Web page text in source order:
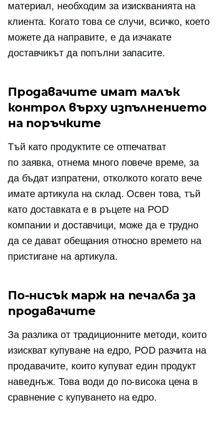
материал, необходим за изискванията на
клиента. Когато това се случи, всичко, което
можете да направите, е да изчакате
доставчикът да попълни запасите.
Продавачите имат малък
контрол върху изпълнението
на поръчките
Тъй като продуктите се отпечатват
по заявка, отнема много повече време, за
да бъдат изпратени, отколкото когато вече
имате артикула на склад. Освен това, тъй
като доставката е в ръцете на POD
компании и доставчици, може да е трудно
да се дават обещания относно времето на
пристигане на артикула.
По-нисък марж на печалба за
продавачите
За разлика от традиционните методи, които
изискват купуване на едро, POD разчита на
продавачите, които купуват един продукт
наведнъж. Това води до по-висока цена в
сравнение с купуването на едро.